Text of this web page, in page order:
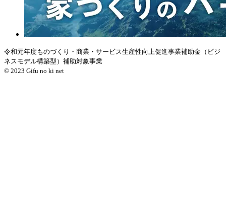
令和元年度ものづくり・商業・サービス生産性向上促進事業補助金（ビジ
ネスモデル構築型）補助対象事業
© 2023 Gifu no ki net